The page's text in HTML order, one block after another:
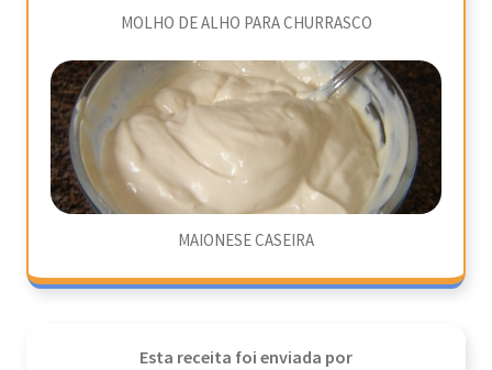
MOLHO DE ALHO PARA CHURRASCO
MAIONESE CASEIRA
Esta receita foi enviada por